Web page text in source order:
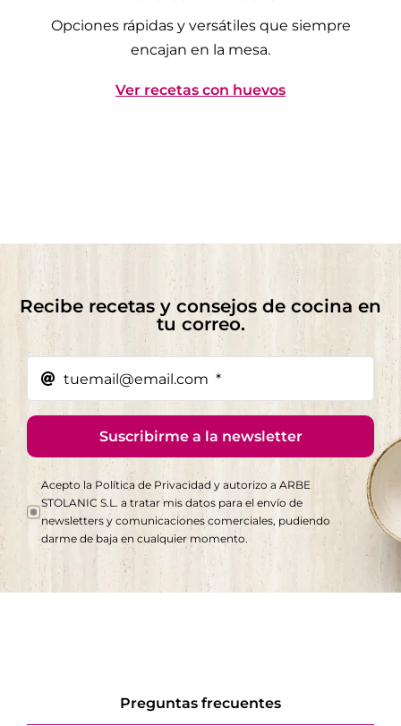
Opciones rápidas y versátiles que siempre
encajan en la mesa.
Ver recetas con huevos
Recibe recetas y consejos de cocina en
tu correo.​
Suscribirme a la newsletter
Acepto la Política de Privacidad y autorizo a ARBE
STOLANIC S.L. a tratar mis datos para el envío de
newsletters y comunicaciones comerciales, pudiendo
darme de baja en cualquier momento.
Preguntas frecuentes